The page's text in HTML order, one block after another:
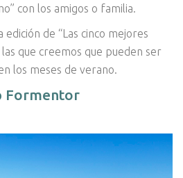
con los amigos o familia.
de “Las cinco mejores
que creemos que pueden ser
los meses de verano.
Formentor